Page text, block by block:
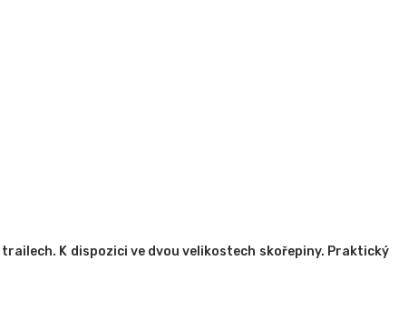
K dispozici ve dvou velikostech skořepiny. Praktický